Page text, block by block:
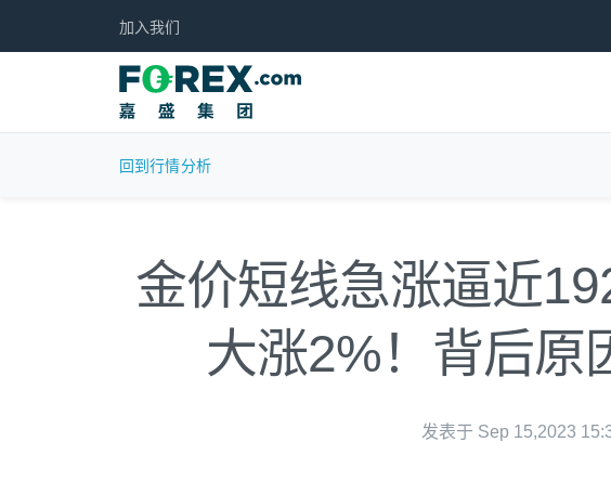
加入我们
回到行情分析
金价短线急涨逼近
大涨2%！背后原
发表于 Sep 15,2023